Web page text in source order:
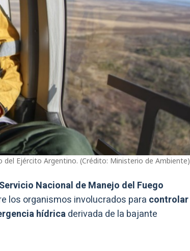
Ejército Argentino. (Crédito: Ministerio de Ambiente)
Servicio Nacional de Manejo del Fuego
los organismos involucrados para controlar
hídricaderivada de la bajante